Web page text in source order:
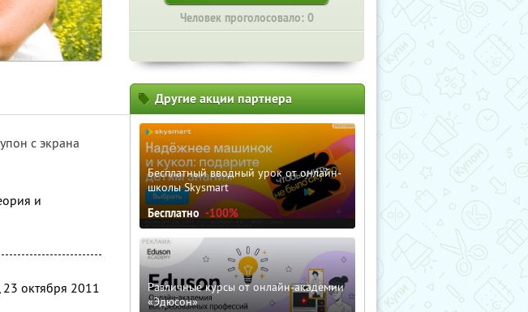
Человек проголосовало: 0
с экрана
и
23 октября 2011
Другие акции партнера
Бесплатный вводный урок от онлайн-
школы Skysmart
Бесплатно -100%
Различные курсы от онлайн-академии
«Эдюсон»